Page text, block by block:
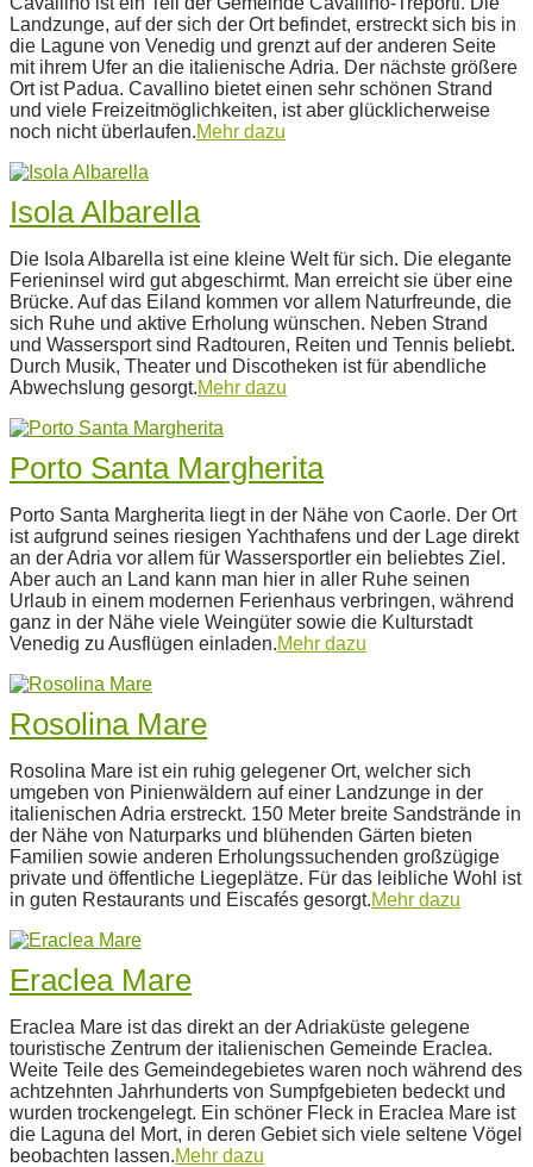
07-
14
Landzunge, auf der sich der Ort befindet, erstreckt sich bis in
die Lagune von Venedig und grenzt auf der anderen Seite
mit ihrem Ufer an die italienische Adria. Der nächste größere
Ort ist Padua. Cavallino bietet einen sehr schönen Strand
und viele Freizeitmöglichkeiten, ist aber glücklicherweise
noch nicht überlaufen.Mehr dazu
Isola Albarella
07-
14
Die Isola Albarella ist eine kleine Welt für sich. Die elegante
Ferieninsel wird gut abgeschirmt. Man erreicht sie über eine
Brücke. Auf das Eiland kommen vor allem Naturfreunde, die
sich Ruhe und aktive Erholung wünschen. Neben Strand
und Wassersport sind Radtouren, Reiten und Tennis beliebt.
Durch Musik, Theater und Discotheken ist für abendliche
Abwechslung gesorgt.Mehr dazu
Porto Santa Margherita
07-
14
Porto Santa Margherita liegt in der Nähe von Caorle. Der Ort
ist aufgrund seines riesigen Yachthafens und der Lage direkt
an der Adria vor allem für Wassersportler ein beliebtes Ziel.
Aber auch an Land kann man hier in aller Ruhe seinen
Urlaub in einem modernen Ferienhaus verbringen, während
ganz in der Nähe viele Weingüter sowie die Kulturstadt
Venedig zu Ausflügen einladen.Mehr dazu
Rosolina Mare
07-
14
Rosolina Mare ist ein ruhig gelegener Ort, welcher sich
umgeben von Pinienwäldern auf einer Landzunge in der
italienischen Adria erstreckt. 150 Meter breite Sandstrände in
der Nähe von Naturparks und blühenden Gärten bieten
Familien sowie anderen Erholungssuchenden großzügige
private und öffentliche Liegeplätze. Für das leibliche Wohl ist
in guten Restaurants und Eiscafés gesorgt.Mehr dazu
Eraclea Mare
07-
14
Eraclea Mare ist das direkt an der Adriaküste gelegene
touristische Zentrum der italienischen Gemeinde Eraclea.
Weite Teile des Gemeindegebietes waren noch während des
achtzehnten Jahrhunderts von Sumpfgebieten bedeckt und
wurden trockengelegt. Ein schöner Fleck in Eraclea Mare ist
die Laguna del Mort, in deren Gebiet sich viele seltene Vögel
beobachten lassen.Mehr dazu